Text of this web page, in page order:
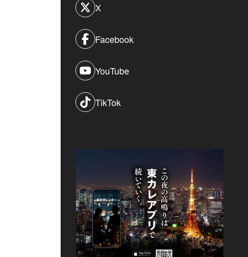
X
Facebook
YouTube
TikTok